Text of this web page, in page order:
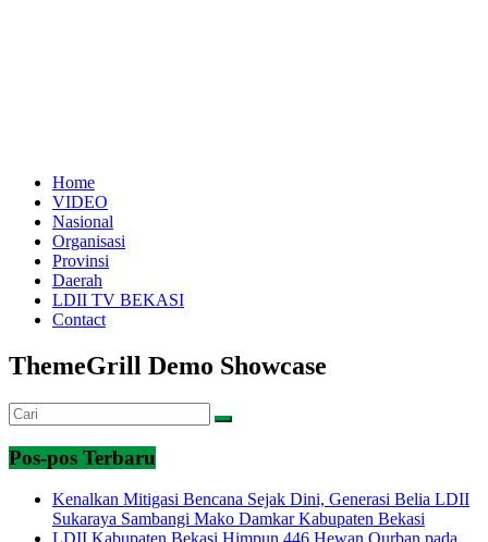
Home
VIDEO
Nasional
Organisasi
Provinsi
Daerah
LDII TV BEKASI
Contact
ThemeGrill Demo Showcase
Pos-pos Terbaru
Kenalkan Mitigasi Bencana Sejak Dini, Generasi Belia LDII
Sukaraya Sambangi Mako Damkar Kabupaten Bekasi